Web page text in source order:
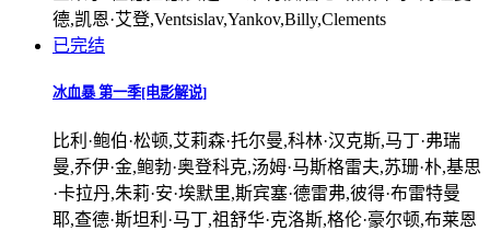
德,凯恩·艾登,Ventsislav,Yankov,Billy,Clements
已完结
冰血暴 第一季[电影解说]
比利·鲍伯·松顿,艾莉森·托尔曼,科林·汉克斯,马丁·弗瑞
曼,乔伊·金,鲍勃·奥登科克,汤姆·马斯格雷夫,苏珊·朴,基思
·卡拉丹,朱莉·安·埃默里,斯宾塞·德雷弗,彼得·布雷特曼
耶,查德·斯坦利·马丁,祖舒华·克洛斯,格伦·豪尔顿,布莱恩